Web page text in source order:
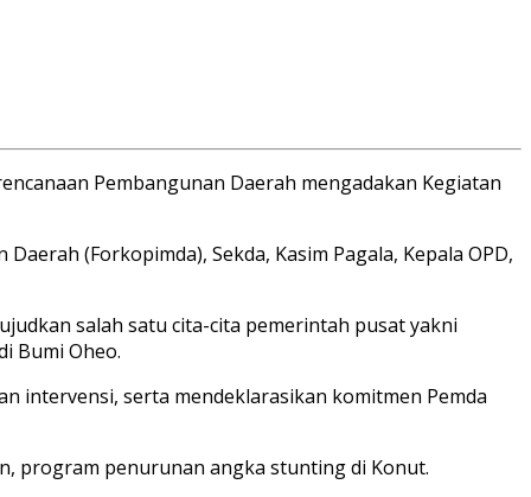
Pembangunan Daerah mengadakan Kegiatan
(Forkopimda), Sekda, Kasim Pagala, Kepala OPD,
salah satu cita-cita pemerintah pusat yakni
Bumi Oheo.
intervensi, serta mendeklarasikan komitmen Pemda
program penurunan angka stunting di Konut.